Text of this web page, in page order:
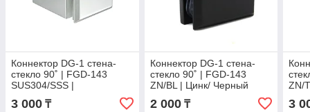
Коннектор DG-1 стена-
стекло 90˚ | FGD-143
SUS304/SSS |
Нержавейка/Матовая
3 000 ₸
Коннектор DG-1 стена-
стекло 90˚ | FGD-143
ZN/BL | Цинк/ Черный
2 000₸
ZN/
3